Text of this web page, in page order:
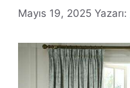
Mayıs 19, 2025 Yazarı: